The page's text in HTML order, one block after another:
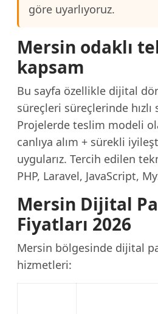
göre uyarlıyoruz.
Mersin odaklı
kapsam
Bu sayfa özellikle dijital
süreçleri süreçlerinde hızlı
Projelerde teslim modeli
canlıya alım + sürekli
uygularız. Tercih edilen
PHP, Laravel, JavaScript,
Mersin Dijital
Fiyatları 2026
Mersin bölgesinde dijital
hizmetleri: